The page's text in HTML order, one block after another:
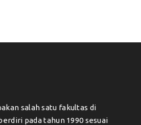
salah satu fakultas di
pada tahun 1990 sesuai